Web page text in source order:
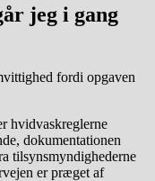
jeg i gang
fordi opgaven
hvidvaskreglerne
dokumentationen
tilsynsmyndighederne
er præget af